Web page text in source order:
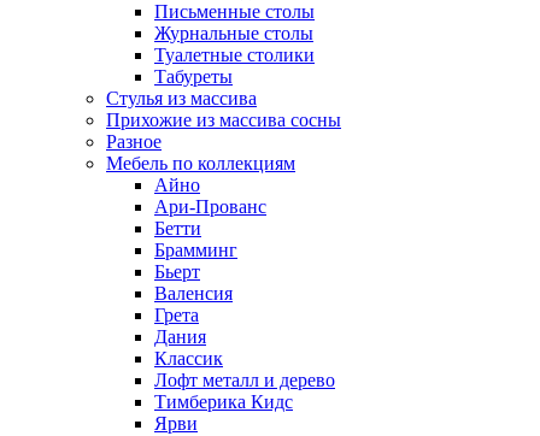
Письменные столы
Журнальные столы
Туалетные столики
Табуреты
Стулья из массива
Прихожие из массива сосны
Разное
Мебель по коллекциям
Айно
Ари-Прованс
Бетти
Брамминг
Бьерт
Валенсия
Грета
Дания
Классик
Лофт металл и дерево
Тимберика Кидс
Ярви